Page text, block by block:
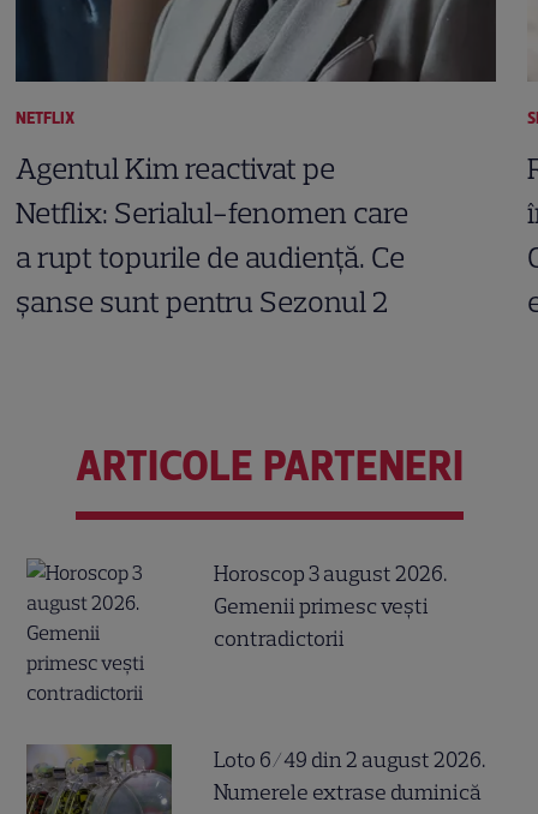
NETFLIX
Agentul Kim reactivat pe
Netflix: Serialul-fenomen care
a rupt topurile de audiență. Ce
șanse sunt pentru Sezonul 2
ARTICOLE PARTENERI
Horoscop 3 august 2026.
Gemenii primesc vești
contradictorii
Loto 6/49 din 2 august 2026.
Numerele extrase duminică